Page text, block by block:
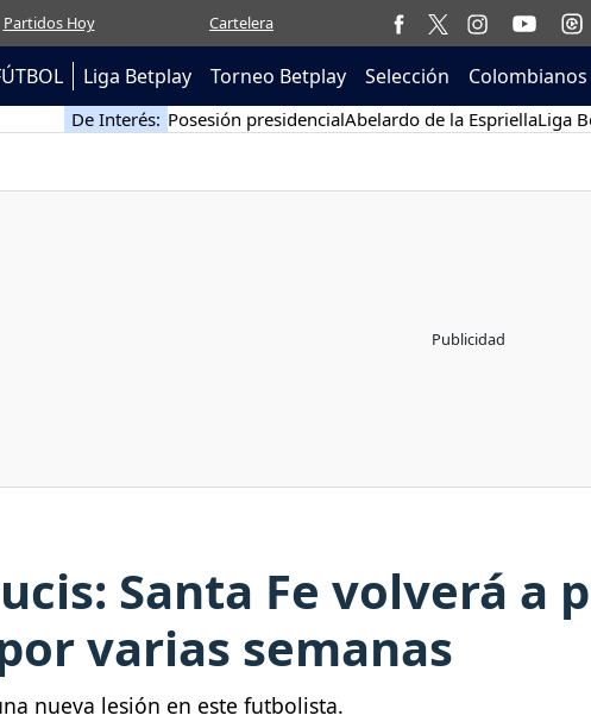
Partidos Hoy Cartelera
Liga Betplay Torneo Betplay Selección Colombianos
De Interés: Posesión presidencialAbelardo de la EspriellaLiga
Santa Fe volverá a
varias semanas
nueva lesión en este futbolista.